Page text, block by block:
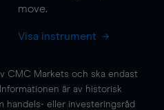
move.
Visa instrument
CMC Markets och ska endast
är av historisk
handels- eller investeringsråd